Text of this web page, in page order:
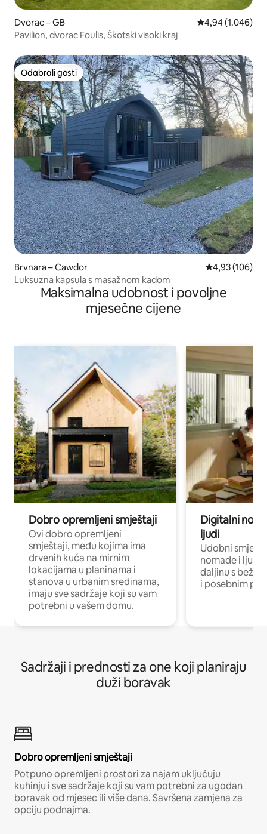
Dvorac – GB Prosječna
4,94 (1.046)
Pavilion, dvorac Foulis, Škotski visoki kraj
Odabrali gosti
Odabrali gosti
Brvnara – Cawdor Prosječna
4,93 (106)
Luksuzna kapsula s masažnom kadom
Maksimalna udobnost i povoljne
mjesečne cijene
Dobro opremljeni smještaji
Ovi dobro opremljeni
smještaji, među kojima ima
drvenih kuća na mirnim
lokacijama u planinama i
stanova u urbanim sredinama,
imaju sve sadržaje koji su vam
potrebni u vašem domu.
Digitalni
ljudi
Udobni
nomade i ljude
daljinu s
i posebnim
Sadržaji i prednosti za one koji planiraju
duži boravak
Dobro opremljeni smještaji
Potpuno opremljeni prostori za najam uključuju
kuhinju i sve sadržaje koji su vam potrebni za ugodan
boravak od mjesec ili više dana. Savršena zamjena za
opciju podnajma.